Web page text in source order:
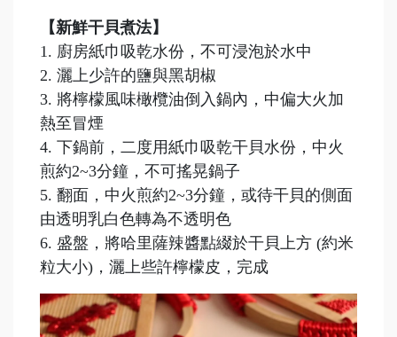
【新鮮干貝煮法】
1. 廚房紙巾吸乾水份，不可浸泡於水中
2. 灑上少許的鹽與黑胡椒
3. 將檸檬風味橄欖油倒入鍋內，中偏大火加
熱至冒煙
4. 下鍋前，二度用紙巾吸乾干貝水份，中火
煎約2~3分鐘，不可搖晃鍋子
5. 翻面，中火煎約2~3分鐘，或待干貝的側面
由透明乳白色轉為不透明色
6. 盛盤，將哈里薩辣醬點綴於干貝上方 (約米
粒大小)，灑上些許檸檬皮，完成